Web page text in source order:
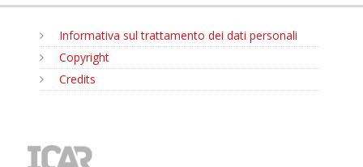
Informativa sul trattamento dei dati personali
Copyright
Credits